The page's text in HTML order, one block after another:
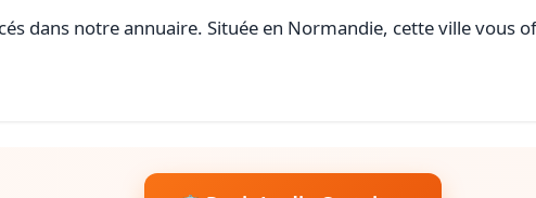
dans notre annuaire. Située en Normandie, cette ville vous